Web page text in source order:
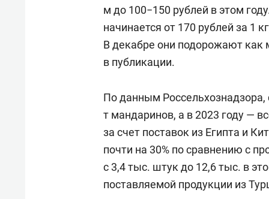
м до 100−150 рублей в этом
начинается от 170 рублей за 1
В декабре они подорожают как
в публикации.
По данным Россельхознадзора,
т мандаринов, а в 2023 году —
за счет поставок из Египта и
почти на 30% по сравнению с
с 3,4 тыс. штук до 12,6 тыс. в
поставляемой продукции из